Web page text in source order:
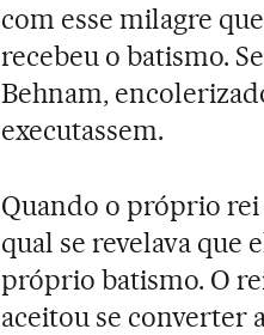
com esse milagre
recebeu o batismo.
Behnam,
executassem.
Quando o próprio
qual se revelava que
próprio batismo. O
aceitou se converter